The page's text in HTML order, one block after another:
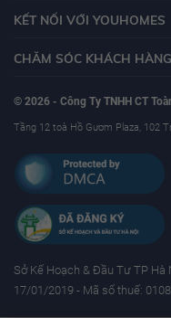
KẾT NỐI VỚI YOUHOMES
CHĂM SÓC KHÁCH HÀNG
© 2026 - Công Ty TNHH CT
Tầng 12 toà Hồ Gươm Plaza, 102
Sở Kế Hoạch & Ðầu Tư TP Hà
17/01/2019 - Mã số thuế: